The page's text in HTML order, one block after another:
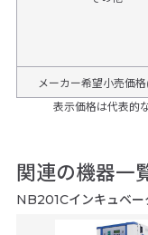
メーカー希望小売価
表示価格は代表的
関連の機器一
NB201Cインキュベー